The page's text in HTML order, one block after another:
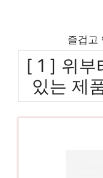
즐겁고
[ 1 ] 위부
있는 제